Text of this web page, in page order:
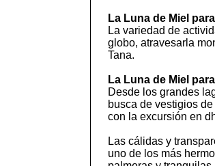
La Luna de Miel
La variedad de
globo, atravesarla
Tana.
La Luna de Miel
Desde los grandes
busca de vestigios
con la excursión en
Las cálidas y
uno de los más